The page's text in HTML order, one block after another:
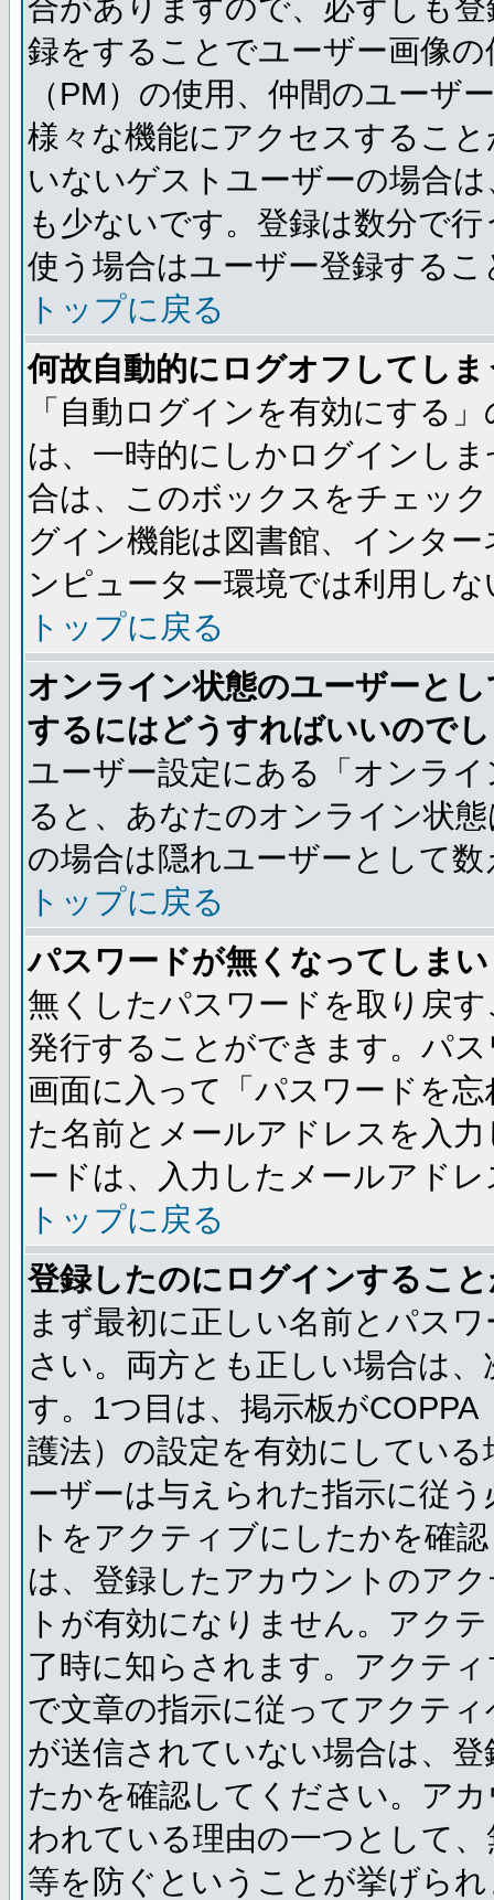
合がありますので、必ずしも
録をすることでユーザー画像
（PM）の使用、仲間のユーザ
様々な機能にアクセスするこ
いないゲストユーザーの場合
も少ないです。登録は数分で
使う場合はユーザー登録する
トップに戻る
何故自動的にログオフしてし
「自動ログインを有効にする
は、一時的にしかログインし
合は、このボックスをチェッ
グイン機能は図書館、インタ
ンピューター環境では利用し
トップに戻る
オンライン状態のユーザーと
するにはどうすればいいので
ユーザー設定にある「オンラ
ると、あなたのオンライン状
の場合は隠れユーザーとして
トップに戻る
パスワードが無くなってしま
無くしたパスワードを取り戻
発行することができます。パ
画面に入って「パスワードを
た名前とメールアドレスを入
ードは、入力したメールアド
トップに戻る
登録したのにログインするこ
まず最初に正しい名前とパス
さい。両方とも正しい場合は
す。1つ目は、掲示板が
護法）の設定を有効にしてい
ーザーは与えられた指示に従
トをアクティブにしたかを確
は、登録したアカウントのア
トが有効になりません。アク
了時に知らされます。アクテ
で文章の指示に従ってアクテ
が送信されていない場合は、
たかを確認してください。ア
われている理由の一つとして
等を防ぐということが挙げら